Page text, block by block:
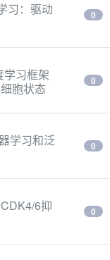
习：驱动
0
学习框架
胞状态
0
学习和泛
0
6抑
0